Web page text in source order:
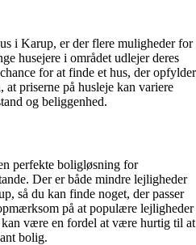
i Karup, er der flere muligheder for
husejere i området udlejer deres
for at finde et hus, der opfylder
priserne på husleje kan variere
og beliggenhed.
perfekte boligløsning for
Der er både mindre lejligheder
så du kan finde noget, der passer
på at populære lejligheder
være en fordel at være hurtig til at
bolig.